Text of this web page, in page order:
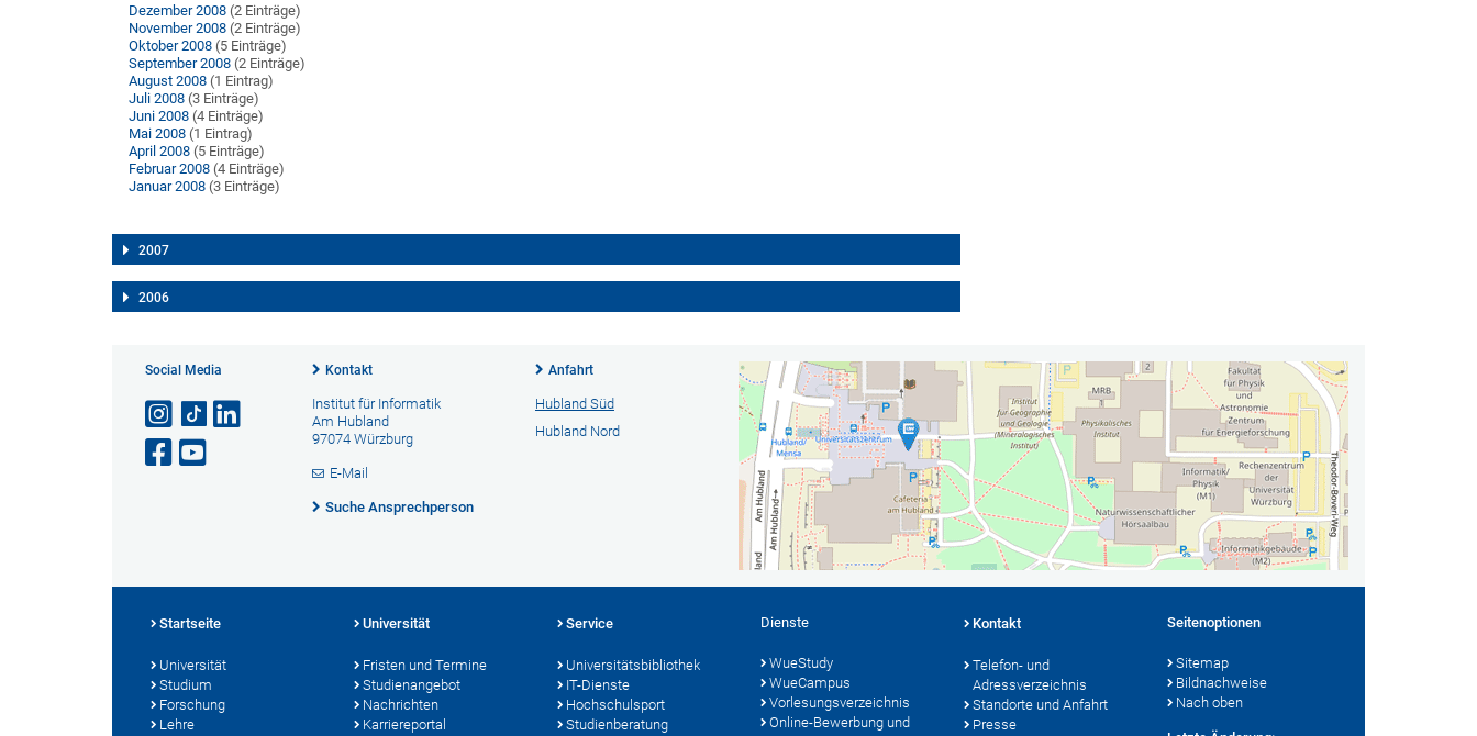
Dezember 2008 (2 Einträge)
November 2008 (2 Einträge)
Oktober 2008 (5 Einträge)
September 2008 (2 Einträge)
August 2008 (1 Eintrag)
Juli 2008 (3 Einträge)
Juni 2008 (4 Einträge)
Mai 2008 (1 Eintrag)
April 2008 (5 Einträge)
Februar 2008 (4 Einträge)
Januar 2008 (3 Einträge)
2007
2006
Social Media Kontakt
Institut für Informatik
Am Hubland
97074 Würzburg
E-Mail
Suche Ansprechperson
Anfahrt
Hubland Süd
Hubland Nord
Startseite
Universität
Studium
Forschung
Lehre
Universität
Fristen und Termine
Studienangebot
Nachrichten
Karriereportal
Service
Universitätsbibliothek
IT-Dienste
Hochschulsport
Studienberatung
Dienste
WueStudy
WueCampus
Vorlesungsverzeichnis
Online-Bewerbung und
Kontakt
Telefon- und
Adressverzeichnis
Standorte und Anfahrt
Presse
Seitenoptionen
Sitemap
Bildnachweise
Nach oben